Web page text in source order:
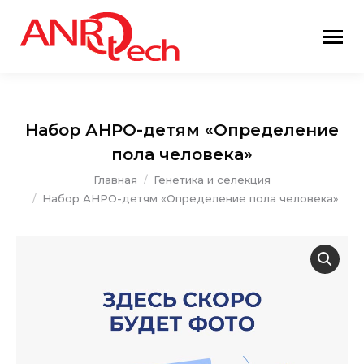
Набор АНРО-детям «Определение
пола человека»
Главная
Генетика и селекция
Набор АНРО-детям «Определение пола человека»